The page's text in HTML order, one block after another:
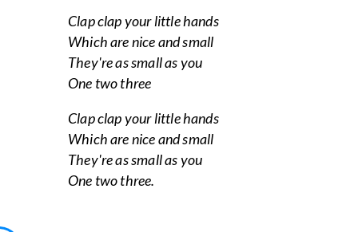
Clap clap your little hands
Which are nice and small
They're as small as you
One two three
Clap clap your little hands
Which are nice and small
They're as small as you
One two three.